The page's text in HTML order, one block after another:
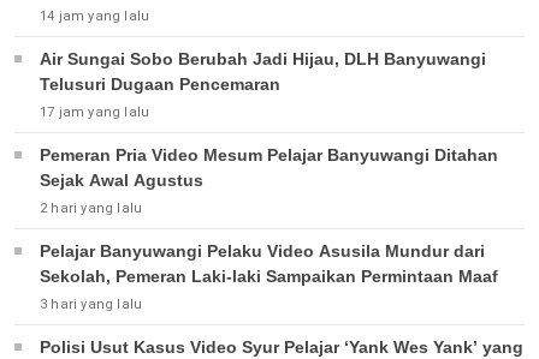
14 jam yang lalu
Air Sungai Sobo Berubah Jadi Hijau, DLH Banyuwangi
Telusuri Dugaan Pencemaran
17 jam yang lalu
Pemeran Pria Video Mesum Pelajar Banyuwangi Ditahan
Sejak Awal Agustus
2 hari yang lalu
Pelajar Banyuwangi Pelaku Video Asusila Mundur dari
Sekolah, Pemeran Laki-laki Sampaikan Permintaan Maaf
3 hari yang lalu
Polisi Usut Kasus Video Syur Pelajar ‘Yank Wes Yank’ yang